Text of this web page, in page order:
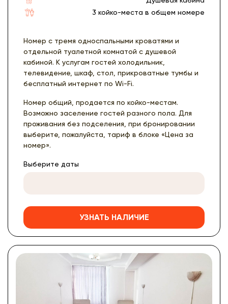
3 койко-места в общем номере
Номер с тремя односпальными кроватями и
отдельной туалетной комнатой с душевой
кабиной. К услугам гостей холодильник,
телевидение, шкаф, стол, прикроватные тумбы и
бесплатный интернет по Wi-Fi.
Номер общий, продается по койко-местам.
Возможно заселение гостей разного пола. Для
проживания без подселения, при бронировании
выберите, пожалуйста, тариф в блоке «Цена за
номер».
Выберите даты
УЗНАТЬ НАЛИЧИЕ